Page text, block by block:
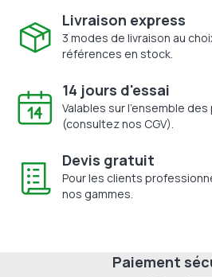
Livraison express
3 modes de livraison au
références en stock.
14 jours d'essai
Valables sur l'ensemble
(consultez nos CGV).
Devis gratuit
Pour les clients
nos gammes.
Paiement